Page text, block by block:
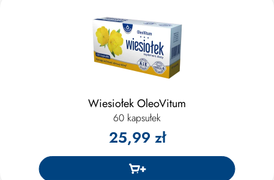
Wiesiołek OleoVitum
60 kapsułek
25,99 zł